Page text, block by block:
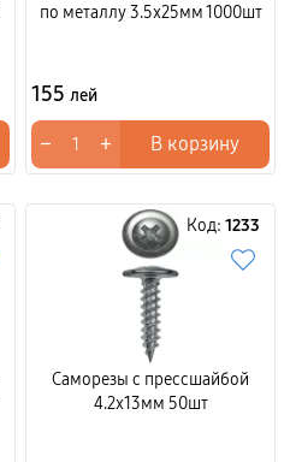
по металлу 3.5x25мм 1000шт
155 лей
− + В корзину
Код: 1233
Саморезы с прессшайбой
4.2x13мм 50шт